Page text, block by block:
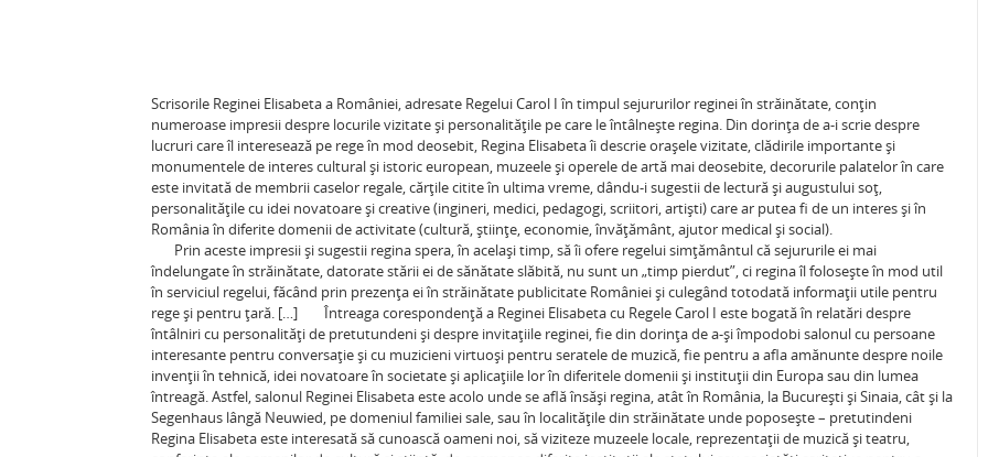
Scrisorile Reginei Elisabeta a României, adresate Regelui Carol I în timpul sejururilor reginei în străinătate, conţin
numeroase impresii despre locurile vizitate şi personalităţile pe care le întâlneşte regina. Din dorinţa de a-i scrie despre
lucruri care îl interesează pe rege în mod deosebit, Regina Elisabeta îi descrie oraşele vizitate, clădirile importante şi
monumentele de interes cultural şi istoric european, muzeele şi operele de artă mai deosebite, decorurile palatelor în care
este invitată de membrii caselor regale, cărţile citite în ultima vreme, dându-i sugestii de lectură şi augustului soţ,
personalităţile cu idei novatoare şi creative (ingineri, medici, pedagogi, scriitori, artişti) care ar putea fi de un interes şi în
România în diferite domenii de activitate (cultură, ştiinţe, economie, învăţământ, ajutor medical şi social).
Prin aceste impresii şi sugestii regina spera, în acelaşi timp, să îi ofere regelui simţământul că sejururile ei mai
îndelungate în străinătate, datorate stării ei de sănătate slăbită, nu sunt un „timp pierdut”, ci regina îl foloseşte în mod util
în serviciul regelui, făcând prin prezenţa ei în străinătate publicitate României şi culegând totodată informaţii utile pentru
rege şi pentru ţară. […] Întreaga corespondenţă a Reginei Elisabeta cu Regele Carol I este bogată în relatări despre
întâlniri cu personalităţi de pretutundeni şi despre invitaţiile reginei, fie din dorinţa de a-şi împodobi salonul cu persoane
interesante pentru conversaţie şi cu muzicieni virtuoşi pentru seratele de muzică, fie pentru a afla amănunte despre noile
invenţii în tehnică, idei novatoare în societate şi aplicaţiile lor în diferitele domenii şi instituţii din Europa sau din lumea
întreagă. Astfel, salonul Reginei Elisabeta este acolo unde se află însăşi regina, atât în România, la Bucureşti şi Sinaia, cât şi la
Segenhaus lângă Neuwied, pe domeniul familiei sale, sau în localităţile din străinătate unde poposeşte – pretutindeni
Regina Elisabeta este interesată să cunoască oameni noi, să viziteze muzeele locale, reprezentaţii de muzică şi teatru,